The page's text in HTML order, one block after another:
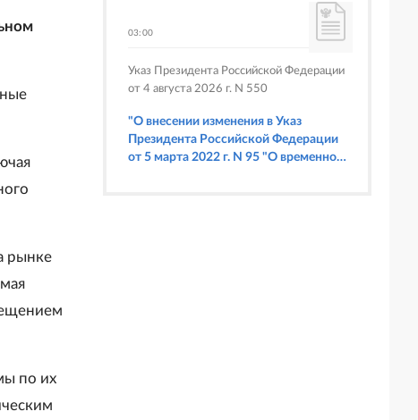
рынке
по их
03:00
Указ Президента Российской Федерации
от 4 августа 2026 г. N 550
"О внесении изменения в Указ
Президента Российской Федерации
от 5 марта 2022 г. N 95 "О временном